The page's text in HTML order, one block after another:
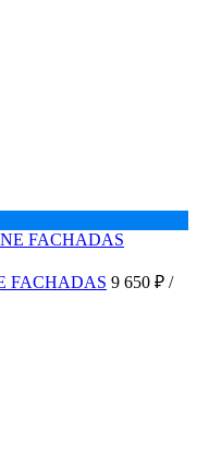
FACHADAS 9 650 ₽ /